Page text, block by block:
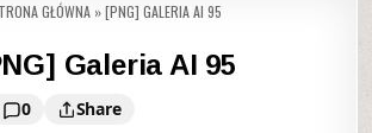
GŁÓWNA»[PNG] GALERIA AI 95
Galeria AI 95
0 Share